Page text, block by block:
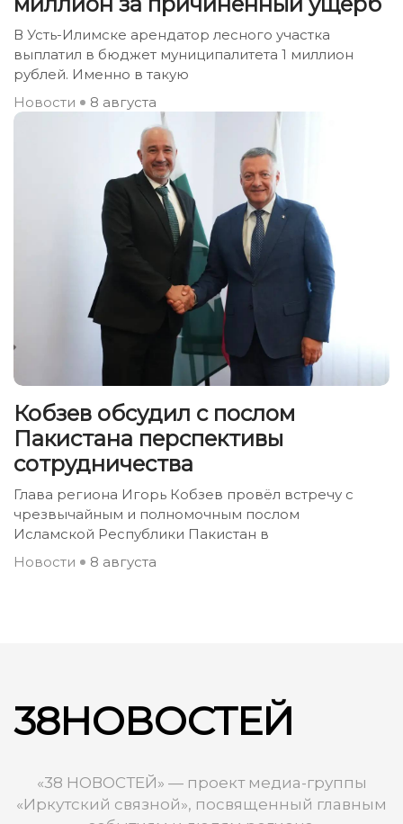
В Усть-Илимске арендатор лесного участка
выплатил в бюджет муниципалитета 1 миллион
рублей. Именно в такую
Новости
8 августа
Кобзев обсудил с послом
Пакистана перспективы
сотрудничества
Глава региона Игорь Кобзев провёл встречу с
чрезвычайным и полномочным послом
Исламской Республики Пакистан в
Новости
8 августа
38НОВОСТЕЙ
«38 НОВОСТЕЙ» — проект медиа-группы
«Иркутский связной», посвященный главным